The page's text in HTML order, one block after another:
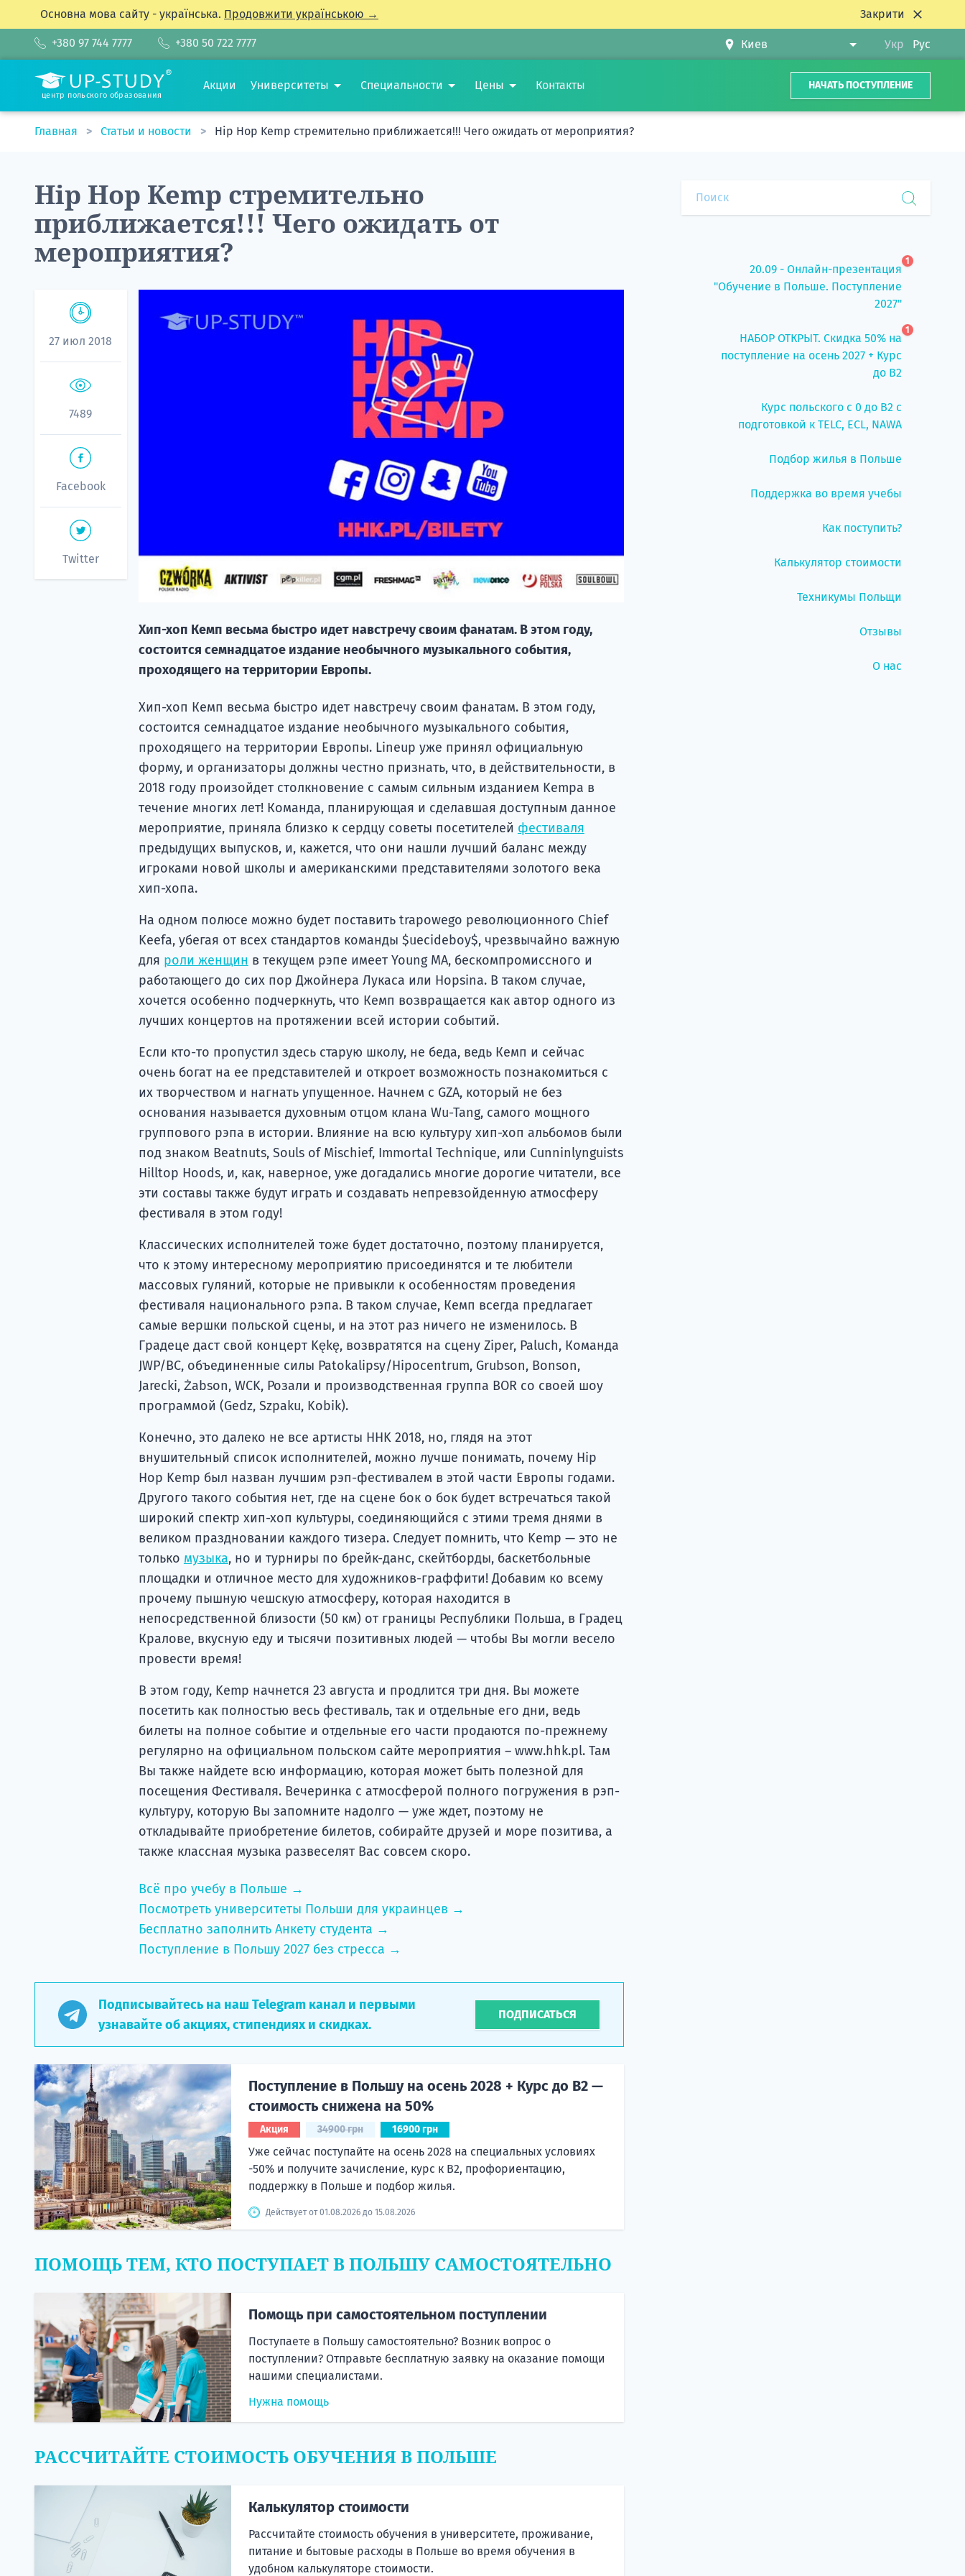
Основна мова сайту - українська. Продовжити українською → Закрити
+380 97 744 7777 +380 50 722 7777 Укр Рус
центр польского образования
Акции Университеты Специальности Цены Контакты НАЧАТЬ ПОСТУПЛЕНИЕ
Главная Статьи и новости Hip Hop Kemp стремительно приближается!!! Чего ожидать от мероприятия?
Hip Hop Kemp стремительно
приближается!!! Чего ожидать от
мероприятия?
27 июл 2018
7489
Facebook
Twitter
Хип-хоп Кемп весьма быстро идет навстречу своим фанатам. В этом году,
состоится семнадцатое издание необычного музыкального события,
проходящего на территории Европы.
Хип-хоп Кемп весьма быстро идет навстречу своим фанатам. В этом году,
состоится семнадцатое издание необычного музыкального события,
проходящего на территории Европы. Lineup уже принял официальную
форму, и организаторы должны честно признать, что, в действительности, в
2018 году произойдет столкновение с самым сильным изданием Kempa в
течение многих лет! Команда, планирующая и сделавшая доступным данное
мероприятие, приняла близко к сердцу советы посетителей фестиваля
предыдущих выпусков, и, кажется, что они нашли лучший баланс между
игроками новой школы и американскими представителями золотого века
хип-хопа.
На одном полюсе можно будет поставить trapowego революционного Chief
Keefa, убегая от всех стандартов команды $uecideboy$, чрезвычайно важную
для роли женщин в текущем рэпе имеет Young MA, бескомпромиссного и
работающего до сих пор Джойнера Лукаса или Hopsina. В таком случае,
хочется особенно подчеркнуть, что Кемп возвращается как автор одного из
лучших концертов на протяжении всей истории событий.
Если кто-то пропустил здесь старую школу, не беда, ведь Кемп и сейчас
очень богат на ее представителей и откроет возможность познакомиться с
их творчеством и нагнать упущенное. Начнем с GZA, который не без
основания называется духовным отцом клана Wu-Tang, самого мощного
группового рэпа в истории. Влияние на всю культуру хип-хоп альбомов были
под знаком Beatnuts, Souls of Mischief, Immortal Technique, или Cunninlynguists
Hilltop Hoods, и, как, наверное, уже догадались многие дорогие читатели, все
эти составы также будут играть и создавать непревзойденную атмосферу
фестиваля в этом году!
Классических исполнителей тоже будет достаточно, поэтому планируется,
что к этому интересному мероприятию присоединятся и те любители
массовых гуляний, которые не привыкли к особенностям проведения
фестиваля национального рэпа. В таком случае, Кемп всегда предлагает
самые вершки польской сцены, и на этот раз ничего не изменилось. В
Градеце даст свой концерт Kękę, возвратятся на сцену Ziper, Paluch, Команда
JWP/BC, объединенные силы Patokalipsy/Hipocentrum, Grubson, Bonson,
Jarecki, Żabson, WCK, Розали и производственная группа BOR со своей шоу
программой (Gedz, Szpaku, Kobik).
Конечно, это далеко не все артисты HHK 2018, но, глядя на этот
внушительный список исполнителей, можно лучше понимать, почему Hip
Hop Kemp был назван лучшим рэп-фестивалем в этой части Европы годами.
Другого такого события нет, где на сцене бок о бок будет встречаться такой
широкий спектр хип-хоп культуры, соединяющийся с этими тремя днями в
великом праздновании каждого тизера. Следует помнить, что Kemp — это не
только музыка, но и турниры по брейк-данс, скейтборды, баскетбольные
площадки и отличное место для художников-граффити! Добавим ко всему
прочему пышную чешскую атмосферу, которая находится в
непосредственной близости (50 км) от границы Республики Польша, в Градец
Кралове, вкусную еду и тысячи позитивных людей — чтобы Вы могли весело
провести время!
В этом году, Kemp начнется 23 августа и продлится три дня. Вы можете
посетить как полностью весь фестиваль, так и отдельные его дни, ведь
билеты на полное событие и отдельные его части продаются по-прежнему
регулярно на официальном польском сайте мероприятия – www.hhk.pl. Там
Вы также найдете всю информацию, которая может быть полезной для
посещения Фестиваля. Вечеринка с атмосферой полного погружения в рэп-
культуру, которую Вы запомните надолго — уже ждет, поэтому не
откладывайте приобретение билетов, собирайте друзей и море позитива, а
также классная музыка развеселят Вас совсем скоро.
Всё про учебу в Польше →
Посмотреть университеты Польши для украинцев →
Бесплатно заполнить Анкету студента →
Поступление в Польшу 2027 без стресса →
Подписывайтесь на наш Telegram канал и первыми
узнавайте об акциях, стипендиях и скидках.
ПОДПИСАТЬСЯ
Поступление в Польшу на осень 2028 + Курс до B2 —
стоимость снижена на 50%
Акция 34900 грн 16900 грн
Уже сейчас поступайте на осень 2028 на специальных условиях
-50% и получите зачисление, курс к B2, профориентацию,
поддержку в Польше и подбор жилья.
Действует от 01.08.2026 до 15.08.2026
ПОМОЩЬ ТЕМ, КТО ПОСТУПАЕТ В ПОЛЬШУ САМОСТОЯТЕЛЬНО
Помощь при самостоятельном поступлении
Поступаете в Польшу самостоятельно? Возник вопрос о
поступлении? Отправьте бесплатную заявку на оказание помощи
нашими специалистами.
Нужна помощь
РАССЧИТАЙТЕ СТОИМОСТЬ ОБУЧЕНИЯ В ПОЛЬШЕ
Калькулятор стоимости
Рассчитайте стоимость обучения в университете, проживание,
питание и бытовые расходы в Польше во время обучения в
удобном калькуляторе стоимости.
20.09 - Онлайн-презентация
"Обучение в Польше. Поступление
2027"
1
НАБОР ОТКРЫТ. Скидка 50% на
поступление на осень 2027 + Курс
до B2
1
Курс польского с 0 до B2 с
подготовкой к TELC, ECL, NAWA
Подбор жилья в Польше
Поддержка во время учебы
Как поступить?
Калькулятор стоимости
Техникумы Польщи
Отзывы
О нас